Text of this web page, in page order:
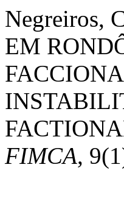
Negreiros,
EM
FIMCA,